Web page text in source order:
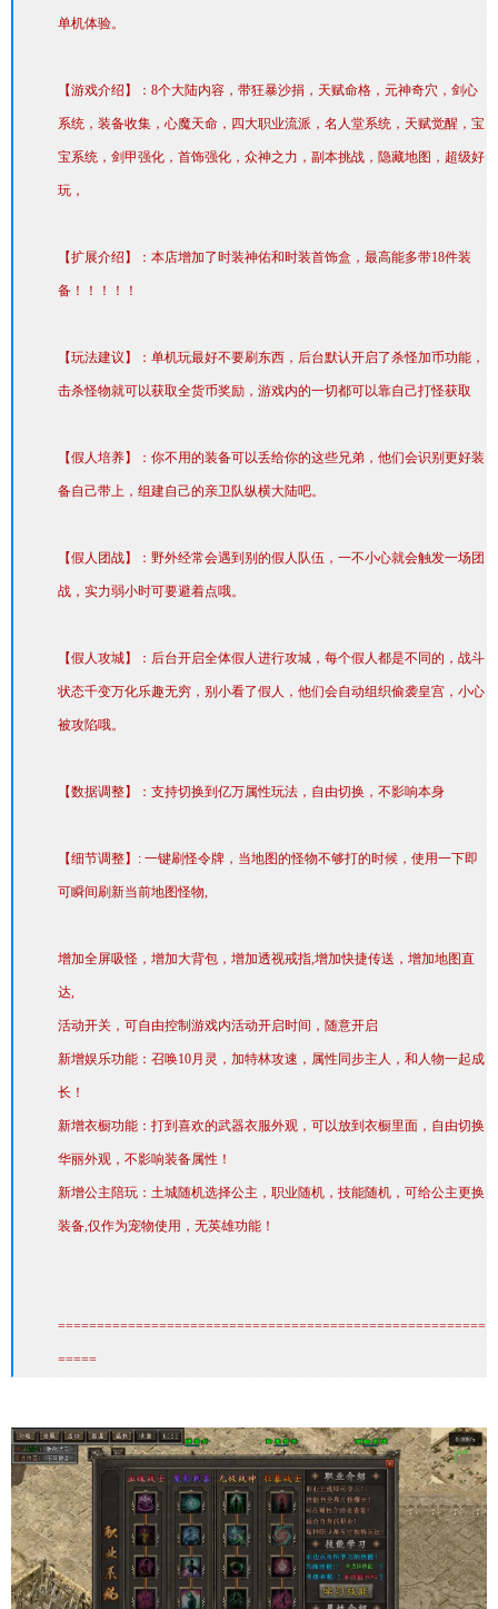
单机体验。
【游戏介绍】：8个大陆内容，带狂暴沙捐，天赋命格，元神奇穴，剑心
系统，装备收集，心魔天命，四大职业流派，名人堂系统，天赋觉醒，宝
宝系统，剑甲强化，首饰强化，众神之力，副本挑战，隐藏地图，超级好
玩，
【扩展介绍】：本店增加了时装神佑和时装首饰盒，最高能多带18件装
备！！！！！
【玩法建议】：单机玩最好不要刷东西，后台默认开启了杀怪加币功能，
击杀怪物就可以获取全货币奖励，游戏内的一切都可以靠自己打怪获取
【假人培养】：你不用的装备可以丢给你的这些兄弟，他们会识别更好装
备自己带上，组建自己的亲卫队纵横大陆吧。
【假人团战】：野外经常会遇到别的假人队伍，一不小心就会触发一场团
战，实力弱小时可要避着点哦。
【假人攻城】：后台开启全体假人进行攻城，每个假人都是不同的，战斗
状态千变万化乐趣无穷，别小看了假人，他们会自动组织偷袭皇宫，小心
被攻陷哦。
【数据调整】：支持切换到亿万属性玩法，自由切换，不影响本身
【细节调整】: 一键刷怪令牌，当地图的怪物不够打的时候，使用一下即
可瞬间刷新当前地图怪物,
增加全屏吸怪，增加大背包，增加透视戒指,增加快捷传送，增加地图直
达,
活动开关，可自由控制游戏内活动开启时间，随意开启
新增娱乐功能：召唤10月灵，加特林攻速，属性同步主人，和人物一起成
长！
新增衣橱功能：打到喜欢的武器衣服外观，可以放到衣橱里面，自由切换
华丽外观，不影响装备属性！
新增公主陪玩：土城随机选择公主，职业随机，技能随机，可给公主更换
装备,仅作为宠物使用，无英雄功能！
=======================================================
=====